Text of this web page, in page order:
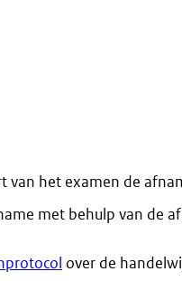
van het examen de
met behulp van de
over de